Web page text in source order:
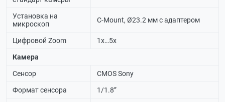
Установка на
микроскоп
C-Mount, Ø23.2 мм с адаптером
Цифровой Zoom 1х…5х
Камера
Сенсор CMOS Sony
Формат сенсора 1/1.8”